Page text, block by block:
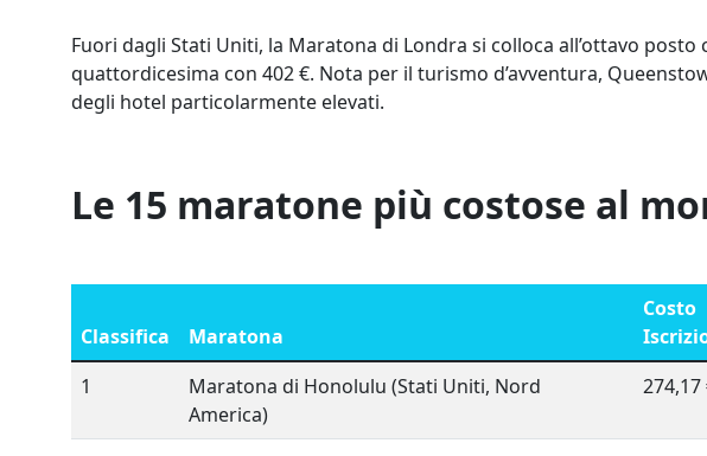
Fuori dagli Stati Uniti, la Maratona di Londra si colloca all’ottavo
quattordicesima con 402 €. Nota per il turismo d’avventura,
degli hotel particolarmente elevati.
Le 15 maratone più costose al
Classifica Maratona
Costo
1
Maratona di Honolulu (Stati Uniti, Nord
America)
274,17